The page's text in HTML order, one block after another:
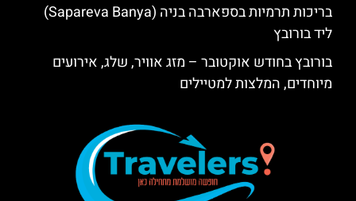
בריכות תרמיות בספארבה בניה (Sapareva Banya)
ליד בורובץ
בורובץ בחודש אוקטובר – מזג אוויר, שלג, אירועים
מיוחדים, המלצות למטיילים